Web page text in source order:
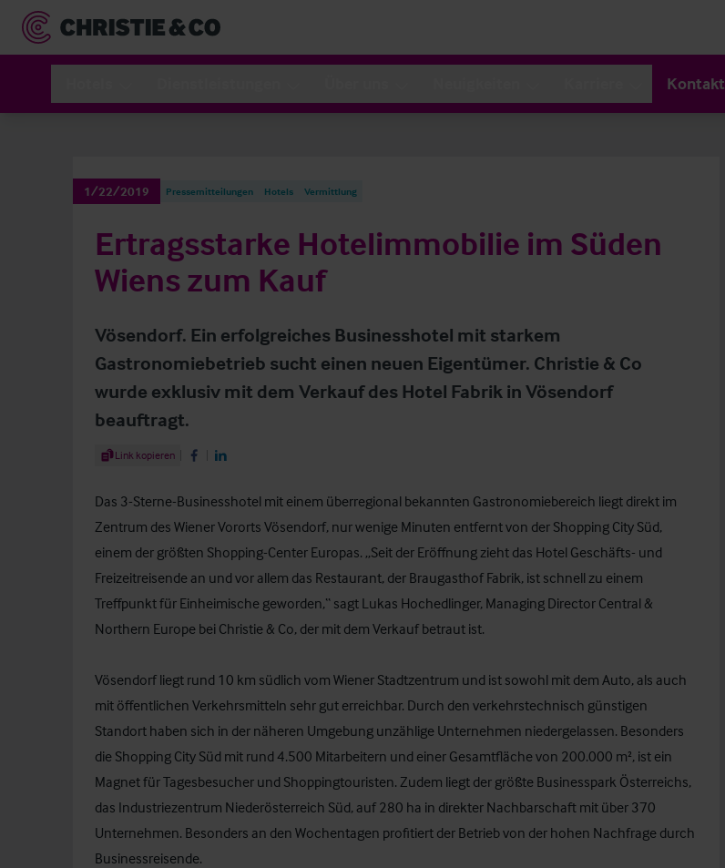
Kontakt
1/22/2019 Pressemitteilungen Hotels Vermittlung
Ertragsstarke Hotelimmobilie im Süden
Wiens zum Kauf
Vösendorf. Ein erfolgreiches Businesshotel mit starkem
Gastronomiebetrieb sucht einen neuen Eigentümer. Christie & Co
wurde exklusiv mit dem Verkauf des Hotel Fabrik in Vösendorf
beauftragt.
Share Article
Link kopieren Share on Facebook
Share on LinkedIn
Das 3-Sterne-Businesshotel mit einem überregional bekannten Gastronomiebereich liegt direkt im
Zentrum des Wiener Vororts Vösendorf, nur wenige Minuten entfernt von der Shopping City Süd,
einem der größten Shopping-Center Europas. „Seit der Eröffnung zieht das Hotel Geschäfts- und
Freizeitreisende an und vor allem das Restaurant, der Braugasthof Fabrik, ist schnell zu einem
Treffpunkt für Einheimische geworden,“ sagt Lukas Hochedlinger, Managing Director Central &
Northern Europe bei Christie & Co, der mit dem Verkauf betraut ist.
Vösendorf liegt rund 10 km südlich vom Wiener Stadtzentrum und ist sowohl mit dem Auto, als auch
mit öffentlichen Verkehrsmitteln sehr gut erreichbar. Durch den verkehrstechnisch günstigen
Standort haben sich in der näheren Umgebung unzählige Unternehmen niedergelassen. Besonders
die Shopping City Süd mit rund 4.500 Mitarbeitern und einer Gesamtfläche von 200.000 m², ist ein
Magnet für Tagesbesucher und Shoppingtouristen. Zudem liegt der größte Businesspark Österreichs,
das Industriezentrum Niederösterreich Süd, auf 280 ha in direkter Nachbarschaft mit über 370
Unternehmen. Besonders an den Wochentagen profitiert der Betrieb von der hohen Nachfrage durch
Businessreisende.